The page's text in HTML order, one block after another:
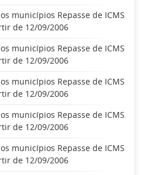
municípios Repasse de ICMS
de 12/09/2006
municípios Repasse de ICMS
de 12/09/2006
municípios Repasse de ICMS
de 12/09/2006
municípios Repasse de ICMS
de 12/09/2006
municípios Repasse de ICMS
de 12/09/2006